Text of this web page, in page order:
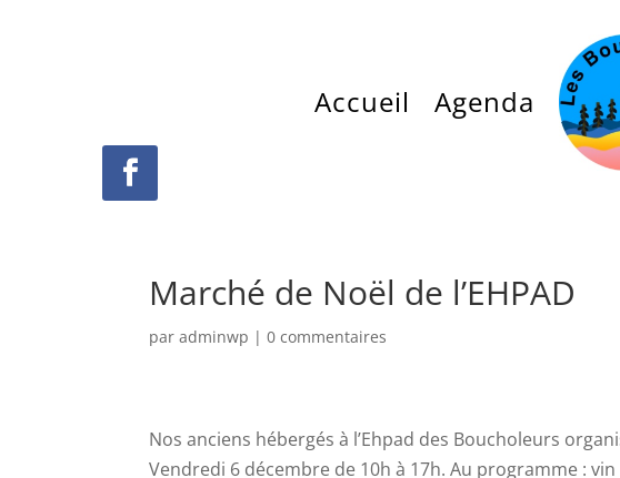
Accueil Agenda
Marché de Noël de l’EHPAD
paradminwp |0 commentaires
Nos anciens hébergés à l’Ehpad des Boucholeurs
Vendredi 6 décembre de 10h à 17h. Au programme :